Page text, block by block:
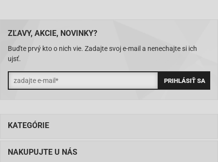
ZĽAVY, AKCIE, NOVINKY?
Buďte prvý kto o nich vie. Zadajte svoj e-mail a nenechajte si ich
ujsť.
KATEGÓRIE
NAKUPUJTE U NÁS